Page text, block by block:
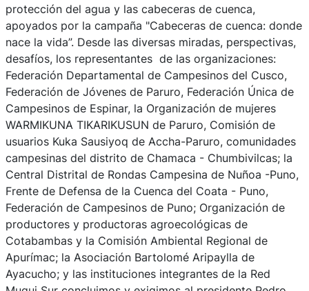
protección del agua y las cabeceras de cuenca,
apoyados por la campaña "Cabeceras de cuenca: donde
nace la vida”. Desde las diversas miradas, perspectivas,
desafíos, los representantes de las organizaciones:
Federación Departamental de Campesinos del Cusco,
Federación de Jóvenes de Paruro, Federación Única de
Campesinos de Espinar, la Organización de mujeres
WARMIKUNA TIKARIKUSUN de Paruro, Comisión de
usuarios Kuka Sausiyoq de Accha-Paruro, comunidades
campesinas del distrito de Chamaca - Chumbivilcas; la
Central Distrital de Rondas Campesina de Nuñoa -Puno,
Frente de Defensa de la Cuenca del Coata - Puno,
Federación de Campesinos de Puno; Organización de
productores y productoras agroecológicas de
Cotabambas y la Comisión Ambiental Regional de
Apurímac; la Asociación Bartolomé Aripaylla de
Ayacucho; y las instituciones integrantes de la Red